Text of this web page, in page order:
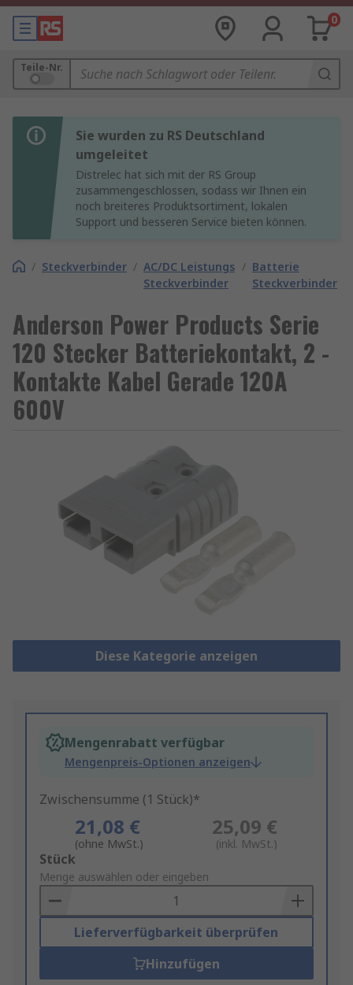
0
Teile-Nr.
Sie wurden zu RS Deutschland
umgeleitet
Distrelec hat sich mit der RS Group
zusammengeschlossen, sodass wir Ihnen ein
noch breiteres Produktsortiment, lokalen
Support und besseren Service bieten können.
/ Steckverbinder / AC/DC Leistungs
Steckverbinder
/ Batterie
Steckverbinder
Anderson Power Products Serie
120 Stecker Batteriekontakt, 2 -
Kontakte Kabel Gerade 120A
600V
Diese Kategorie anzeigen
Mengenrabatt verfügbar
Mengenpreis-Optionen anzeigen
Zwischensumme (1 Stück)*
21,08 €
(ohne MwSt.)
25,09 €
(inkl. MwSt.)
Add
to
Basket
Stück
Menge auswählen oder eingeben
Lieferverfügbarkeit überprüfen
Hinzufügen